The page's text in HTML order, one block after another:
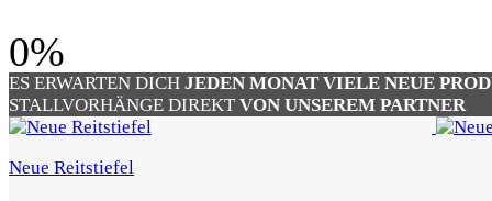
0%
ES ERWARTEN DICH JEDEN MONAT VIELE NEUE
STALLVORHÄNGE DIREKT VON UNSEREM PARTNER
Neue Reitstiefel